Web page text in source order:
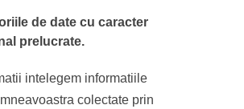
de date cu caracter
prelucrate.
intelegem informatiile
colectate prin